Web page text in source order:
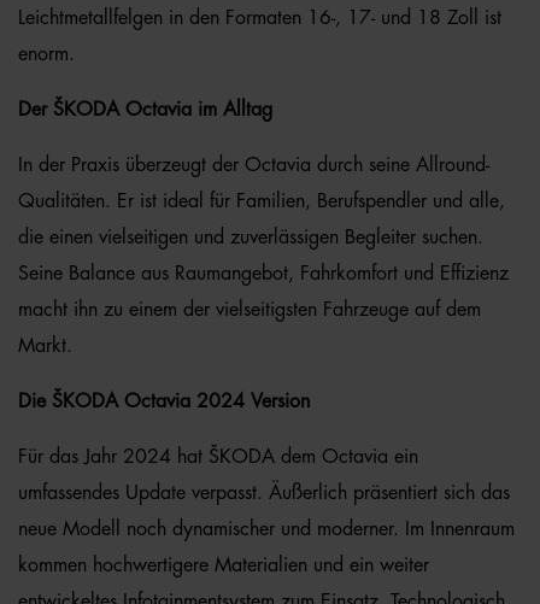
Leichtmetallfelgen in den Formaten 16-, 17- und 18 Zoll ist
enorm.
Der ŠKODA Octavia im Alltag
In der Praxis überzeugt der Octavia durch seine Allround-
Qualitäten. Er ist ideal für Familien, Berufspendler und alle,
die einen vielseitigen und zuverlässigen Begleiter suchen.
Seine Balance aus Raumangebot, Fahrkomfort und Effizienz
macht ihn zu einem der vielseitigsten Fahrzeuge auf dem
Markt.
Die ŠKODA Octavia 2024 Version
Für das Jahr 2024 hat ŠKODA dem Octavia ein
umfassendes Update verpasst. Äußerlich präsentiert sich das
neue Modell noch dynamischer und moderner. Im Innenraum
kommen hochwertigere Materialien und ein weiter